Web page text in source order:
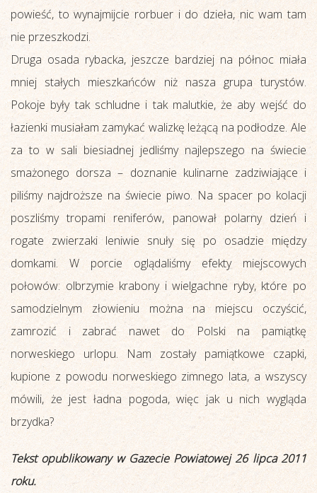
powieść, to wynajmijcie rorbuer i do dzieła, nic wam tam
nie przeszkodzi.
Druga osada rybacka, jeszcze bardziej na północ miała
mniej stałych mieszkańców niż nasza grupa turystów.
Pokoje były tak schludne i tak malutkie, że aby wejść do
łazienki musiałam zamykać walizkę leżącą na podłodze. Ale
za to w sali biesiadnej jedliśmy najlepszego na świecie
smażonego dorsza – doznanie kulinarne zadziwiające i
piliśmy najdroższe na świecie piwo. Na spacer po kolacji
poszliśmy tropami reniferów, panował polarny dzień i
rogate zwierzaki leniwie snuły się po osadzie między
domkami. W porcie oglądaliśmy efekty miejscowych
połowów: olbrzymie krabony i wielgachne ryby, które po
samodzielnym złowieniu można na miejscu oczyścić,
zamrozić i zabrać nawet do Polski na pamiątkę
norweskiego urlopu. Nam zostały pamiątkowe czapki,
kupione z powodu norweskiego zimnego lata, a wszyscy
mówili, że jest ładna pogoda, więc jak u nich wygląda
brzydka?
Tekst opublikowany w Gazecie Powiatowej 26 lipca 2011
roku.